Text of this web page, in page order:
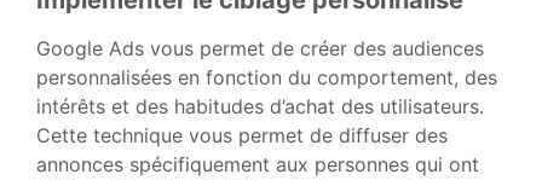
Google Ads vous permet de créer des audiences
personnalisées en fonction du comportement, des
intérêts et des habitudes d’achat des utilisateurs.
Cette technique vous permet de diffuser des
annonces spécifiquement aux personnes qui ont